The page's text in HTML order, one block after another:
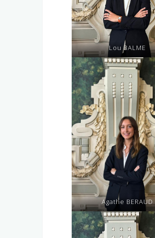
Lou BALME
Agathe BERAUD